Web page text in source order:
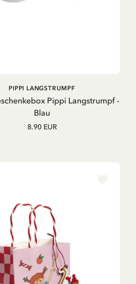
IN DEN WARENKORB
Pippi Langstrumpf -
Blau
PIPPI LANGSTRUMPF
8.90 EUR